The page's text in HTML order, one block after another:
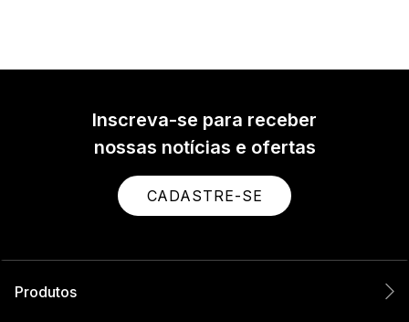
Inscreva-se para receber
nossas notícias e ofertas
CADASTRE-SE
Produtos